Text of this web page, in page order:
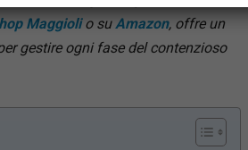
Maggiolio suAmazon, offre un
gestire ogni fase del contenzioso